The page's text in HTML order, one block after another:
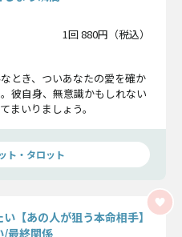
1回 880円（税込）
とき、ついあなたの愛を確か
彼自身、無意識かもしれない
まいりましょう。
ト・タロット
【あの人が狙う本命相手】
/最終関係